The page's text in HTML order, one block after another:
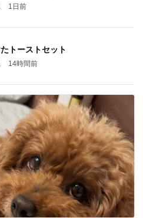
1日前
トーストセット
14時間前